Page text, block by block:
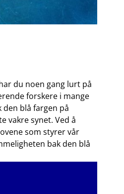
du‍ noen⁢ gang⁤ lurt på
forskere i ⁢mange
⁣den⁣ blå ​fargen ‌på
vakre synet.‌ Ved å
som⁤ styrer‌ vår⁤
bak den⁣ blå